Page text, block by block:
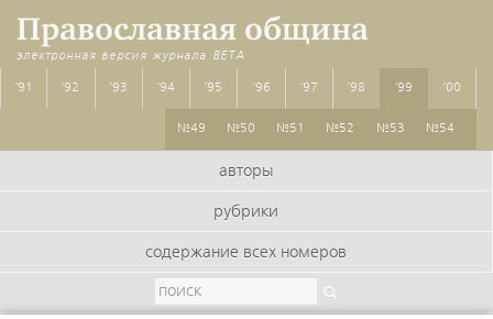
Православная община
электронная версия журнала BETA
'91 '92 '93 '94 '95 '96 '97 '98 '99
№49 №50 №51 №52 №53 №54
'00
авторы
рубрики
содержание всех номеров